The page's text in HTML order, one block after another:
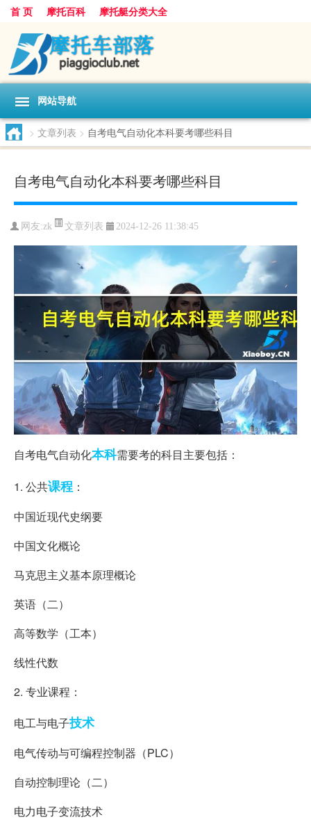
首 页 摩托百科 摩托艇分类大全
网站导航
> 文章列表 > 自考电气自动化本科要考哪些科目
自考电气自动化本科要考哪些科目
网友:zk 文章列表 2024-12-26 11:38:45
自考电气自动化本科需要考的科目主要包括：
1. 公共课程 ：
中国近现代史纲要
中国文化概论
马克思主义基本原理概论
英语（二）
高等数学（工本）
线性代数
2. 专业课程：
电工与电子技术
电气传动与可编程控制器（PLC）
自动控制理论（二）
电力电子变流技术